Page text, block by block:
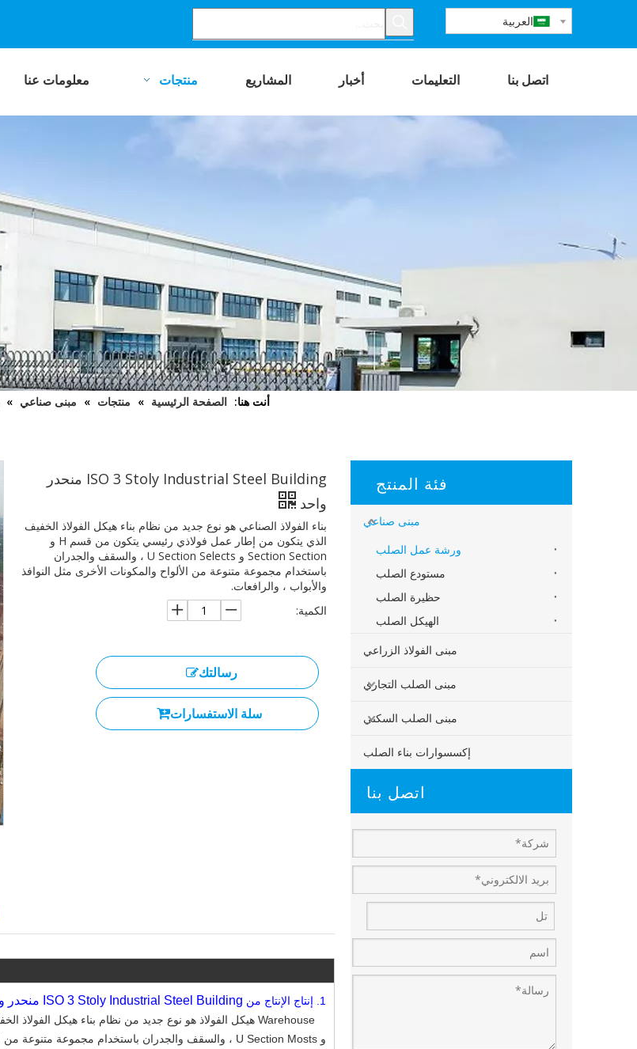
العربية
اتصل بنا التعليمات أخبار المشاريع منتجات معلومات عنا
أنت هنا: الصفحة الرئيسية » منتجات » مبنى صناعي »
ISO 3 Stoly Industrial Steel Building منحدر
واحد
بناء الفولاذ الصناعي هو نوع جديد من نظام بناء هيكل الفولاذ الخفيف
الذي يتكون من إطار عمل فولاذي رئيسي يتكون من قسم H و
Section Section و U Section Selects ، والسقف والجدران
باستخدام مجموعة متنوعة من الألواح والمكونات الأخرى مثل النوافذ
والأبواب ، والرافعات.
الكمية:
رسالتك
سلة الاستفسارات
1. إنتاج الإنتاج من ISO 3 Stoly Industrial Steel Building منحدر واحد
و U Section Mosts ، والسقف والجدران باستخدام مجموعة متنوعة من الألواح والمكونات الأخرى مثل النوافذ والأبواب ، والرافعات.
فئة المنتج
مبنى صناعي
ورشة عمل الصلب
مستودع الصلب
حظيرة الصلب
الهيكل الصلب
مبنى الفولاذ الزراعي
مبنى الصلب التجاري
مبنى الصلب السكني
إكسسوارات بناء الصلب
اتصل بنا